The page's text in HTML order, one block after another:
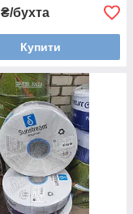
₴/бухта
Купити